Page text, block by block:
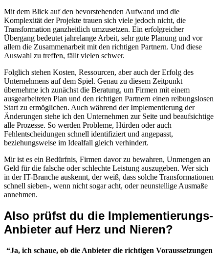
Mit dem Blick auf den bevorstehenden Aufwand und die
Komplexität der Projekte trauen sich viele jedoch nicht, die
Transformation ganzheitlich umzusetzen. Ein erfolgreicher
Übergang bedeutet jahrelange Arbeit, sehr gute Planung und vor
allem die Zusammenarbeit mit den richtigen Partnern. Und diese
Auswahl zu treffen, fällt vielen schwer.
Folglich stehen Kosten, Ressourcen, aber auch der Erfolg des
Unternehmens auf dem Spiel. Genau zu diesem Zeitpunkt
übernehme ich zunächst die Beratung, um Firmen mit einem
ausgearbeiteten Plan und den richtigen Partnern einen reibungslosen
Start zu ermöglichen. Auch während der Implementierung der
Änderungen stehe ich den Unternehmen zur Seite und beaufsichtige
alle Prozesse. So werden Probleme, Hürden oder auch
Fehlentscheidungen schnell identifiziert und angepasst,
beziehungsweise im Idealfall gleich verhindert.
Mir ist es ein Bedürfnis, Firmen davor zu bewahren, Unmengen an
Geld für die falsche oder schlechte Leistung auszugeben. Wer sich
in der IT-Branche auskennt, der weiß, dass solche Transformationen
schnell sieben-, wenn nicht sogar acht, oder neunstellige Ausmaße
annehmen.
Also prüfst du die Implementierungs-
Anbieter auf Herz und Nieren?
“Ja, ich schaue, ob die Anbieter die richtigen Voraussetzungen